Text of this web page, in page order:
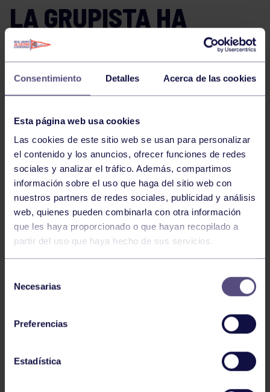
Consentimiento Detalles Acerca de las cookies
Esta página web usa cookies
Las cookies de este sitio web se usan para personalizar
el contenido y los anuncios, ofrecer funciones de redes
sociales y analizar el tráfico. Además, compartimos
información sobre el uso que haga del sitio web con
nuestros partners de redes sociales, publicidad y análisis
web, quienes pueden combinarla con otra información
que les haya proporcionado o que hayan recopilado a
partir del uso que haya hecho de sus servicios.
Necesarias
Preferencias
Estadística
LA GRUPISTA HA
CONSEGUIDO LA 16ª
POSICIÓN Y 6ª
POSICIÓN
El pasado viernes 3 de mayo se disputó en el CEAR La